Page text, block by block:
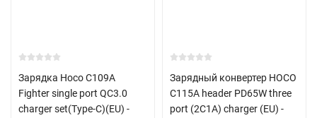
Зарядка Hoco C109A
Fighter single port QC3.0
charger set(Type-C)(EU) -
Зарядный конвертер HOCO
C115A header PD65W three
port (2C1A) charger (EU) -